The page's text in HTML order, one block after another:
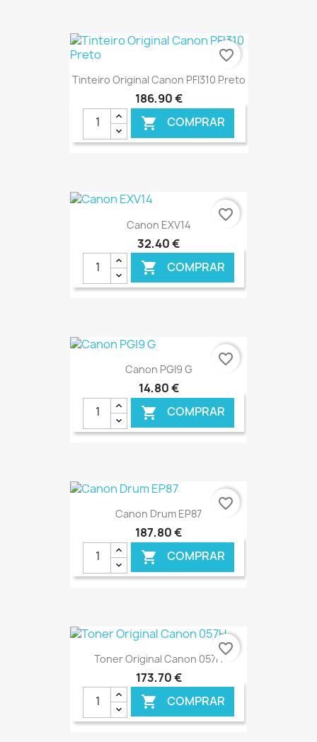
€ ONLINE
Tinteiro Original Canon PFI310 Preto
186,90 €
 COMPRAR
favorite_border
Canon EXV14
32,40 €
 COMPRAR
€ ONLINE
favorite_border
Canon PGI9 G
14,80 €
 COMPRAR
€ ONLINE
favorite_border
Canon Drum EP87
187,80 €
 COMPRAR
€ ONLINE
favorite_border
Toner Original Canon 057H
173,70 €
 COMPRAR
favorite_border